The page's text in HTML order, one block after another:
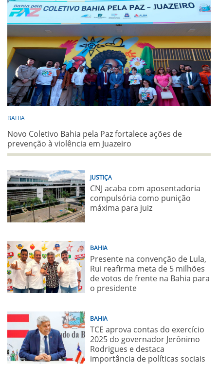
BAHIA
Novo Coletivo Bahia pela Paz fortalece ações de
prevenção à violência em Juazeiro
JUSTIÇA
CNJ acaba com aposentadoria
compulsória como punição
máxima para juiz
BAHIA
Presente na convenção de Lula,
Rui reafirma meta de 5 milhões
de votos de frente na Bahia para
o presidente
BAHIA
TCE aprova contas do exercício
2025 do governador Jerônimo
Rodrigues e destaca
importância de políticas sociais